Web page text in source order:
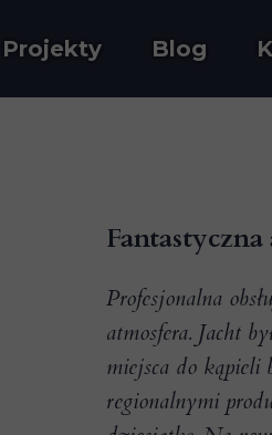
Projekty Blog
Profesjonalna
atmosfera. Jacht
miejsca do kąpieli
regionalnymi